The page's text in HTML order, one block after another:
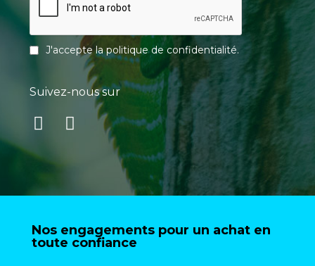
J'accepte lapolitique de confidentialité.
Suivez-nous sur
Nos engagements pour un achat en
toute confiance